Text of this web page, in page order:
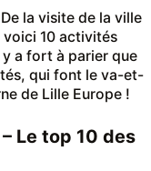
la visite de la ville
voici 10 activités
a fort à parier que
qui font le va-et-
de Lille Europe !
Le top 10 des